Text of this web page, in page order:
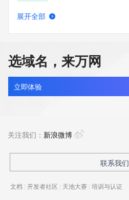
rixlhe4c.top
新注册
最近查询
展开全部
选域名，来万网
立即体验
关注我们： 新浪微博
联系我们
文档 | 开发者社区 | 天池大赛 | 培训与认证